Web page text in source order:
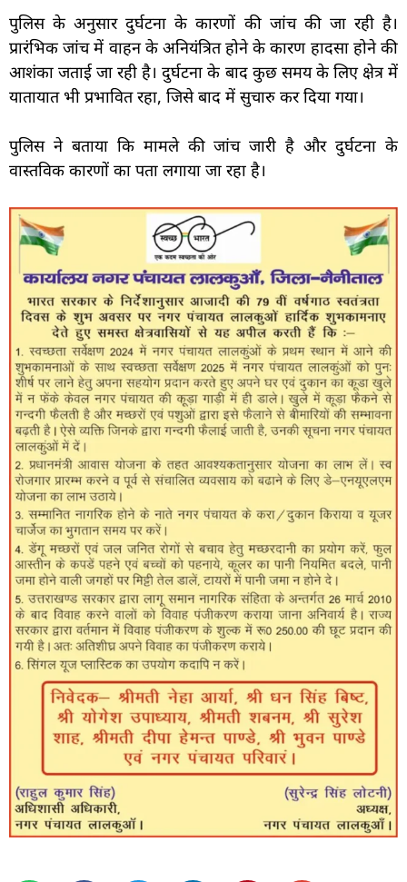
पुलिस के अनुसार दुर्घटना के कारणों की जांच की जा रही है।
प्रारंभिक जांच में वाहन के अनियंत्रित होने के कारण हादसा होने की
आशंका जताई जा रही है। दुर्घटना के बाद कुछ समय के लिए क्षेत्र में
यातायात भी प्रभावित रहा, जिसे बाद में सुचारु कर दिया गया।
पुलिस ने बताया कि मामले की जांच जारी है और दुर्घटना के
वास्तविक कारणों का पता लगाया जा रहा है।